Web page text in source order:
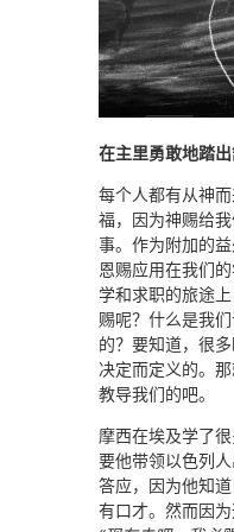
在主里勇敢地踏
每个人都有从神
福，因为神赐给
事。作为附加的
恩赐应用在我们
学和求职的旅途
赐呢？什么是我
的？要知道，很
决定而定义的。
教导我们的吧。
摩西在埃及学了
要他带领以色列
答应，因为他知
有口才。然而因为